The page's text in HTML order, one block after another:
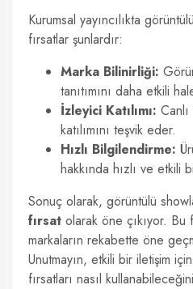
Kurumsal yayıncılıkta
fırsatlar şunlardır:
Marka Bilinirliği:
tanıtımını daha etkili
İzleyici Katılımı:
katılımını teşvik eder.
Hızlı Bilgilendirme:
hakkında hızlı ve etkili
Sonuç olarak, görüntülü
fırsat olarak öne çıkıyor. Bu
markaların rekabette öne
Unutmayın, etkili bir iletişim
fırsatları nasıl